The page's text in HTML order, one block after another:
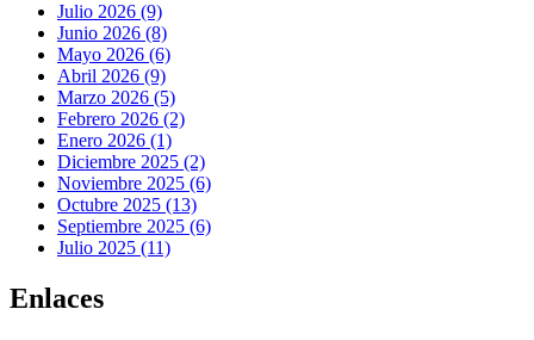
Julio 2026 (9)
Junio 2026 (8)
Mayo 2026 (6)
Abril 2026 (9)
Marzo 2026 (5)
Febrero 2026 (2)
Enero 2026 (1)
Diciembre 2025 (2)
Noviembre 2025 (6)
Octubre 2025 (13)
Septiembre 2025 (6)
Julio 2025 (11)
Enlaces